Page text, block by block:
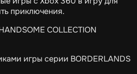
приключения.
COLLECTION
игры серии BORDERLANDS